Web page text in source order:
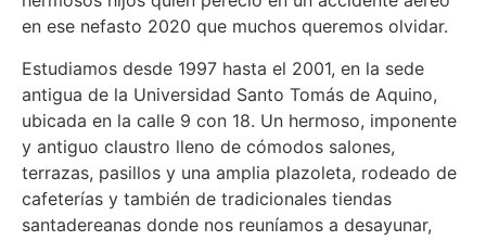
en ese nefasto 2020 que muchos queremos olvidar.
Estudiamos desde 1997 hasta el 2001, en la sede
antigua de la Universidad Santo Tomás de Aquino,
ubicada en la calle 9 con 18. Un hermoso, imponente
y antiguo claustro lleno de cómodos salones,
terrazas, pasillos y una amplia plazoleta, rodeado de
cafeterías y también de tradicionales tiendas
santadereanas donde nos reuníamos a desayunar,